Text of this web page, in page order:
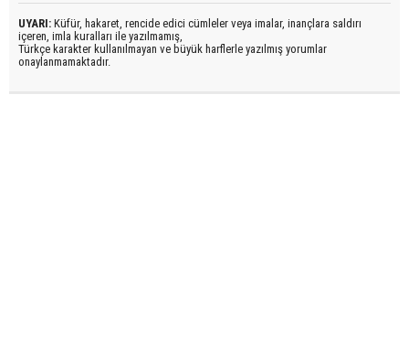
UYARI: Küfür, hakaret, rencide edici cümleler veya imalar, inançlara saldırı
içeren, imla kuralları ile yazılmamış,
Türkçe karakter kullanılmayan ve büyük harflerle yazılmış yorumlar
onaylanmamaktadır.